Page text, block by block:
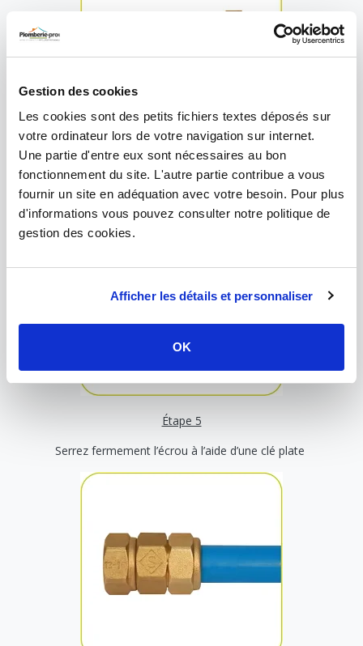
Gestion des cookies
Les cookies sont des petits fichiers textes déposés sur
votre ordinateur lors de votre navigation sur internet.
Une partie d'entre eux sont nécessaires au bon
fonctionnement du site. L'autre partie contribue a vous
fournir un site en adéquation avec votre besoin. Pour plus
d'informations vous pouvez consulter notre politique de
gestion des cookies.
Afficher les détails et personnaliser
OK
Étape 4
Insérez la tétine du raccord dans le tube PER
Étape 5
Serrez fermement l’écrou à l’aide d’une clé plate